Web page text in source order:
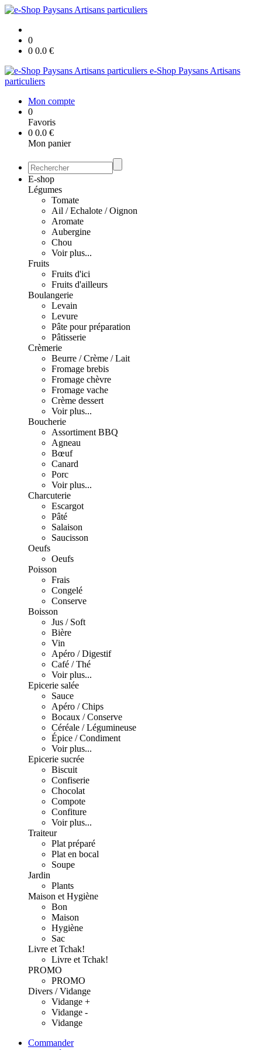
0
0 0.0 €
e-Shop Paysans Artisans
particuliers
Mon compte
0
Favoris
0 0.0 €
Mon panier
E-shop
Légumes
Tomate
Ail / Echalote / Oignon
Aromate
Aubergine
Chou
Voir plus...
Fruits
Fruits d'ici
Fruits d'ailleurs
Boulangerie
Levain
Levure
Pâte pour préparation
Pâtisserie
Crèmerie
Beurre / Crème / Lait
Fromage brebis
Fromage chèvre
Fromage vache
Crème dessert
Voir plus...
Boucherie
Assortiment BBQ
Agneau
Bœuf
Canard
Porc
Voir plus...
Charcuterie
Escargot
Pâté
Salaison
Saucisson
Oeufs
Oeufs
Poisson
Frais
Congelé
Conserve
Boisson
Jus / Soft
Bière
Vin
Apéro / Digestif
Café / Thé
Voir plus...
Epicerie salée
Sauce
Apéro / Chips
Bocaux / Conserve
Céréale / Légumineuse
Épice / Condiment
Voir plus...
Epicerie sucrée
Biscuit
Confiserie
Chocolat
Compote
Confiture
Voir plus...
Traiteur
Plat préparé
Plat en bocal
Soupe
Jardin
Plants
Maison et Hygiène
Bon
Maison
Hygiène
Sac
Livre et Tchak!
Livre et Tchak!
PROMO
PROMO
Divers / Vidange
Vidange +
Vidange -
Vidange
Commander